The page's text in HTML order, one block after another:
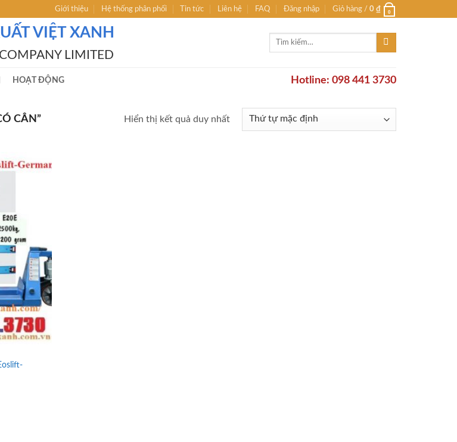
Giới thiệu Hệ thống phân phối Tin tức Liên hệ FAQ Đăng nhập Giỏ hàng / 0 ₫ 0
VIỆT XANH
LIMITED
Tìm
HOẠT ĐỘNG Hotline: 098 441 3730
CÂN” Hiển thị kết quả duy nhất